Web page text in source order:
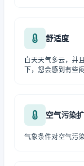
舒适度
白天天气多云，并
下，您会感到有些
空气污染
气象条件对空气污